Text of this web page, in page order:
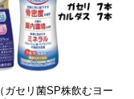
セリ菌SP株飲むヨー